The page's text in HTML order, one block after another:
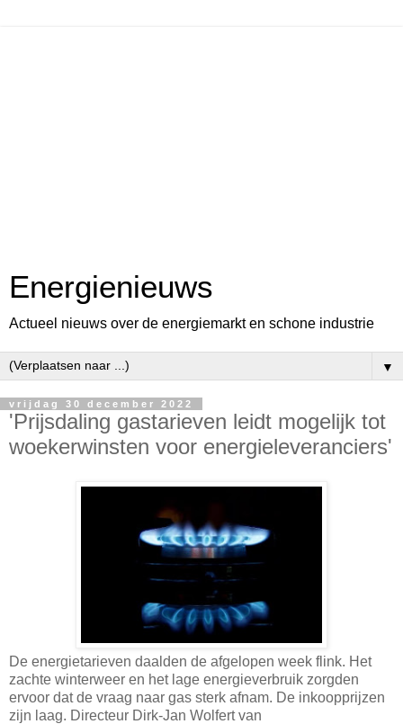
Energienieuws
Actueel nieuws over de energiemarkt en schone industrie
▼
vrijdag 30 december 2022
'Prijsdaling gastarieven leidt mogelijk tot
woekerwinsten voor energieleveranciers'
De energietarieven daalden de afgelopen week flink. Het
zachte winterweer en het lage energieverbruik zorgden
ervoor dat de vraag naar gas sterk afnam. De inkoopprijzen
zijn laag. Directeur Dirk-Jan Wolfert van